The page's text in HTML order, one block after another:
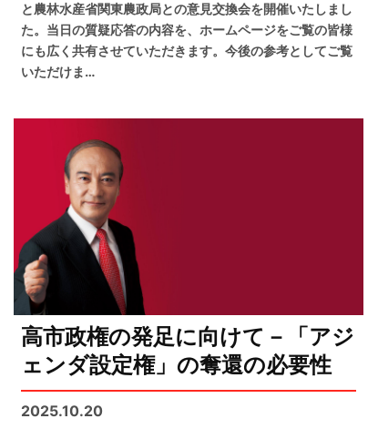
と農林水産省関東農政局との意見交換会を開催いたしまし
た。当日の質疑応答の内容を、ホームページをご覧の皆様
にも広く共有させていただきます。今後の参考としてご覧
いただけま…
高市政権の発足に向けて－「アジ
ェンダ設定権」の奪還の必要性
2025.10.20